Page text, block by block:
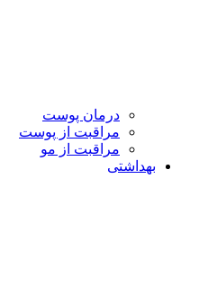
درمان پوست
مراقبت از پوست
مراقبت از مو
بهداشتی